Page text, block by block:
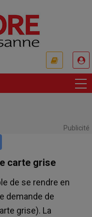
Publicité
carte grise
de se rendre en
demande de
grise). La